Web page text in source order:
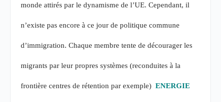
monde attirés par le dynamisme de l’UE. Cependant, il
n’existe pas encore à ce jour de politique commune
d’immigration. Chaque membre tente de décourager les
migrants par leur propres systèmes (reconduites à la
frontière centres de rétention par exemple) ENERGIE